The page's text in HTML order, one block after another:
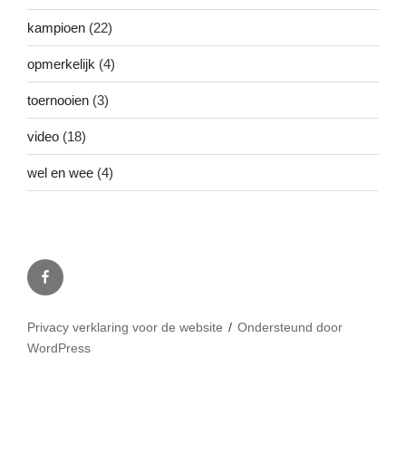
kampioen (22)
opmerkelijk (4)
toernooien (3)
video (18)
wel en wee (4)
Facebook
Privacy verklaring voor de website
Ondersteund door
WordPress